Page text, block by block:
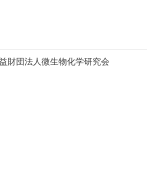
財団法人微生物化学研究会